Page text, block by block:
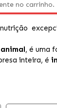
no carrinho.
, é uma
inteira, é